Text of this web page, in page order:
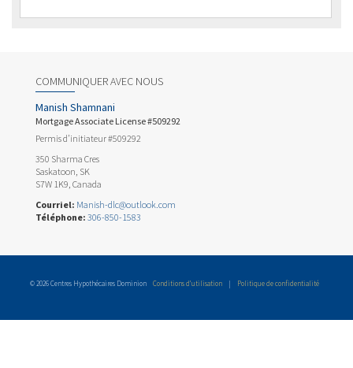
COMMUNIQUER AVEC NOUS
Manish Shamnani
Mortgage Associate License #509292
Permis d’initiateur #509292
350 Sharma Cres
Saskatoon, SK
S7W 1K9, Canada
Courriel: Manish-dlc@outlook.com
Téléphone: 306-850-1583
© 2026 Centres Hypothécaires Dominion Conditions d’utilisation | Politique de confidentialité